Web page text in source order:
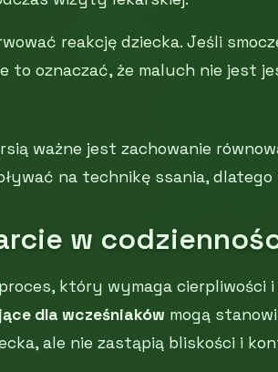
reakcję dziecka. Jeśli
to oznaczać, że maluch nie jest
ważne jest zachowanie
na technikę ssania,
w
który wymaga cierpliwości i
dla wcześniaków mogą
ale nie zastąpią bliskości i